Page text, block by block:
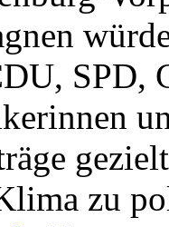
SPD,
zu